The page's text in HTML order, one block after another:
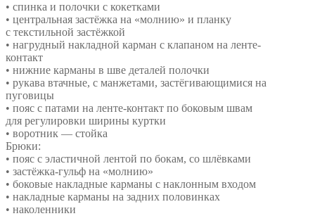
• спинка и полочки с кокетками
• центральная застёжка на «молнию» и планку
с текстильной застёжкой
• нагрудный накладной карман с клапаном на ленте-
контакт
• нижние карманы в шве деталей полочки
• рукава втачные, с манжетами, застёгивающимися на
пуговицы
• пояс с патами на ленте-контакт по боковым швам
для регулировки ширины куртки
• воротник — стойка
Брюки:
• пояс с эластичной лентой по бокам, со шлёвками
• застёжка-гульф на «молнию»
• боковые накладные карманы с наклонным входом
• накладные карманы на задних половинках
• наколенники